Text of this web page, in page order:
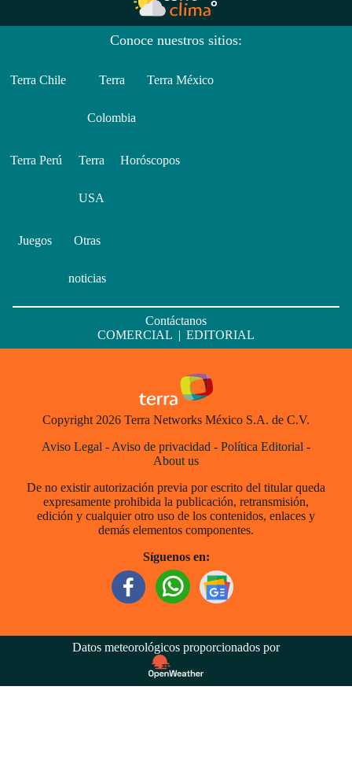
Conoce nuestros sitios:
Terra Chile Terra
Colombia
Terra México
Terra Perú Terra
USA
Horóscopos
Juegos Otras
noticias
Contáctanos
COMERCIAL | EDITORIAL
Copyright 2026 Terra Networks México S.A. de C.V.
Aviso Legal - Aviso de privacidad - Política Editorial -
About us
De no existir autorización previa por escrito del titular queda
expresamente prohibida la publicación, retransmisión,
edición y cualquier otro uso de los contenidos, enlaces y
demás elementos componentes.
Síguenos en:
Datos meteorológicos proporcionados por